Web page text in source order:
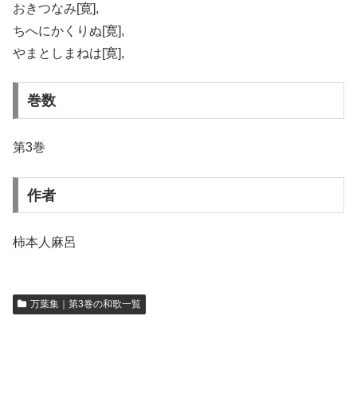
おきつなみ[寛],
ちへにかくりぬ[寛],
やまとしまねは[寛],
巻数
第3巻
作者
柿本人麻呂
万葉集｜第3巻の和歌一覧